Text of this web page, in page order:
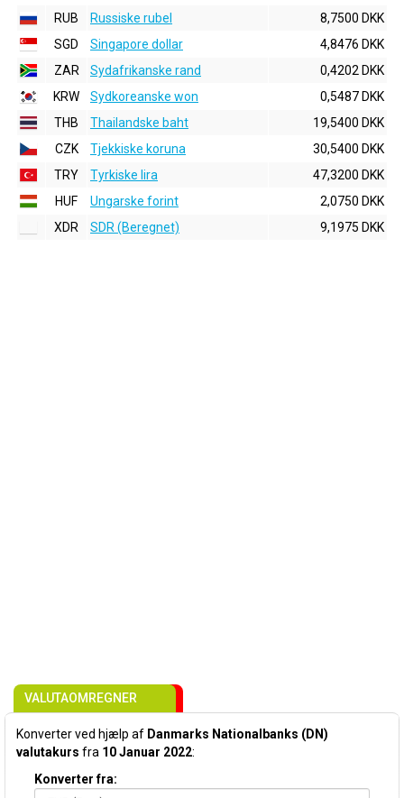
RUB
Russiske rubel
8,7500 DKK
SGD
Singapore dollar
4,8476 DKK
ZAR
Sydafrikanske rand
0,4202 DKK
KRW
Sydkoreanske won
0,5487 DKK
THB
Thailandske baht
19,5400 DKK
CZK
Tjekkiske koruna
30,5400 DKK
TRY
Tyrkiske lira
47,3200 DKK
HUF
Ungarske forint
2,0750 DKK
XDR
SDR (Beregnet) 9,1975 DKK
VALUTAOMREGNER
Konverter ved hjælp af Danmarks Nationalbanks (DN)
valutakurs fra 10 Januar 2022:
Konverter fra: